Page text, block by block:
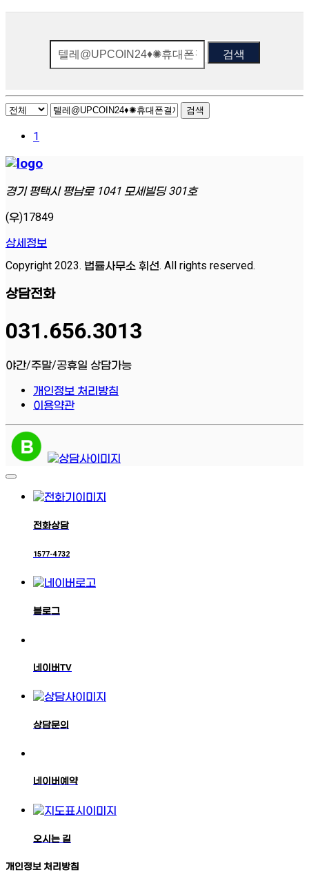
검색
검색
1
경기 평택시 평남로 1041 모세빌딩 301호
(우)17849
상세정보
Copyright 2023. 법률사무소 휘선. All rights reserved.
상담전화
031.656.3013
야간/주말/공휴일 상담가능
개인정보 처리방침
이용약관
전화상담
1577-4732
블로그
네이버TV
상담문의
네이버예약
오시는 길
개인정보 처리방침